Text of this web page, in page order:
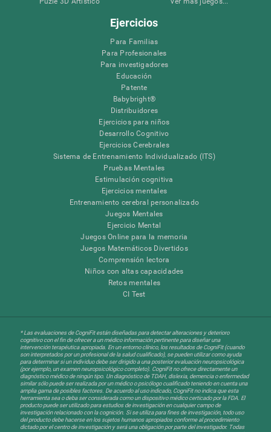
Ejercicios
Para Familias
Para Profesionales
Para investigadores
Educación
Patente
Babybright®
Distribuidores
Ejercicios para niños
Desarrollo Cognitivo
Ejercicios Cerebrales
Sistema de Entrenamiento Individualizado (ITS)
Pruebas Mentales
Estimulación cognitiva
Ejercicios mentales
Entrenamiento cerebral personalizado
Juegos Mentales
Ejercicio Mental
Juegos Online para la memoria
Juegos Matemáticos Divertidos
Comprensión lectora
Niños con altas capacidades
Retos mentales
CI Test
* Las evaluaciones de CogniFit están diseñadas para detectar alteraciones y deterioro
cognitivo con el fin de ofrecer a un médico información pertinente para diseñar una
intervención terapéutica apropiada. En un entorno clínico, los resultados de CogniFit (cuando
son interpretados por un profesional de la salud cualificado), se pueden utilizar como ayuda
para determinar si un individuo debe ser dirigido a una posterior evaluación neuropsicológica
(por ejemplo, un examen neuropsicológico completo). CogniFit no ofrece directamente un
diagnóstico médico de ningún tipo. Un diagnóstico de TDAH, dislexia, demencia o enfermedad
similar sólo puede ser realizada por un médico o psicólogo cualificado teniendo en cuenta una
amplia gama de posibles factores. De acuerdo al uso indicado, CogniFit no indica que esta
herramienta sea o deba ser considerada como un dispositivo médico certicado por la FDA. El
producto puede ser utilizado para estudios de investigación en cualquier campo de
investigación relacionado con la cognición. Si se utiliza para fines de investigación, todo uso
del producto debe hacerse en los sujetos humanos apropiados conforme al procedimiento
dictado por el centro de investigación y será una obligación por parte del investigador. Todas